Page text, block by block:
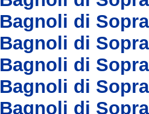
Bagnoli di
Bagnoli di
Bagnoli di
Bagnoli di
Bagnoli di